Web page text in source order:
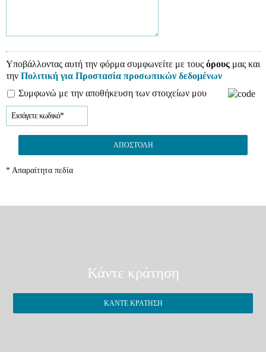
Υποβάλλοντας αυτή την φόρμα συμφωνείτε με τους όρους μας και
την Πολιτική για Προστασία προσωπικών δεδομένων
Συμφωνώ με την αποθήκευση των στοιχείων μου
ΑΠΟΣΤΟΛΉ
* Απαραίτητα πεδία
Κάντε κράτηση
ΚΆΝΤΕ ΚΡΆΤΗΣΗ